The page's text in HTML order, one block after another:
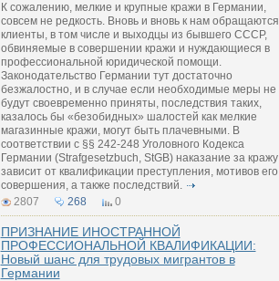
К сожалению, мелкие и крупные кражи в Германии,
совсем не редкость. Вновь и вновь к нам обращаются
клиенты, в том числе и выходцы из бывшего СССР,
обвиняемые в совершении кражи и нуждающиеся в
профессиональной юридической помощи.
Законодательство Германии тут достаточно
безжалостно, и в случае если необходимые меры не
будут своевременно приняты, последствия таких,
казалось бы «безобидных» шалостей как мелкие
магазинные кражи, могут быть плачевными. В
соответствии с §§ 242-248 Уголовного Кодекса
Германии (Strafgesetzbuch, StGB) наказание за кражу
зависит от квалификации преступления, мотивов его
совершения, а также последствий.
2807
268 0
ПРИЗНАНИЕ ИНОСТРАННОЙ
ПРОФЕССИОНАЛЬНОЙ КВАЛИФИКАЦИИ:
Новый шанс для трудовых мигрантов в
Германии